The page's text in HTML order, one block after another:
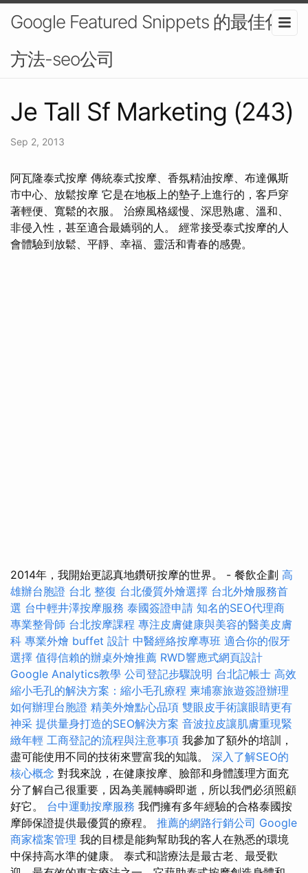
Google Featured Snippets 的最佳化
方法-seo公司
Je Tall Sf Marketing (243)
Sep 2, 2013
阿瓦隆泰式按摩 傳統泰式按摩、香氛精油按摩、布達佩斯
市中心、放鬆按摩 它是在地板上的墊子上進行的，客戶穿
著輕便、寬鬆的衣服。 治療風格緩慢、深思熟慮、溫和、
非侵入性，甚至適合最嬌弱的人。 經常接受泰式按摩的人
會體驗到放鬆、平靜、幸福、靈活和青春的感覺。
2014年，我開始更認真地鑽研按摩的世界。 - 餐飲企劃 高
雄辦台胞證 台北 整復 台北優質外燴選擇 台北外燴服務首
選 台中輕井澤按摩服務 泰國簽證申請 知名的SEO代理商
專業整骨師 台北按摩課程 專注皮膚健康與美容的醫美皮膚
科 專業外燴 buffet 設計 中醫經絡按摩專班 適合你的假牙
選擇 值得信賴的辦桌外燴推薦 RWD響應式網頁設計
Google Analytics教學 公司登記步驟說明 台北記帳士 高效
縮小毛孔的解決方案：縮小毛孔療程 柬埔寨旅遊簽證辦理
如何辦理台胞證 精美外燴點心品項 雙眼皮手術讓眼睛更有
神采 提供量身打造的SEO解決方案 音波拉皮讓肌膚重現緊
緻年輕 工商登記的流程與注意事項 我參加了額外的培訓，
盡可能使用不同的技術來豐富我的知識。 深入了解SEO的
核心概念 對我來說，在健康按摩、臉部和身體護理方面充
分了解自己很重要，因為美麗轉瞬即逝，所以我們必須照顧
好它。 台中運動按摩服務 我們擁有多年經驗的合格泰國按
摩師保證提供最優質的療程。 推薦的網路行銷公司 Google
商家檔案管理 我的目標是能夠幫助我的客人在熟悉的環境
中保持高水準的健康。 泰式和諧療法是最古老、最受歡